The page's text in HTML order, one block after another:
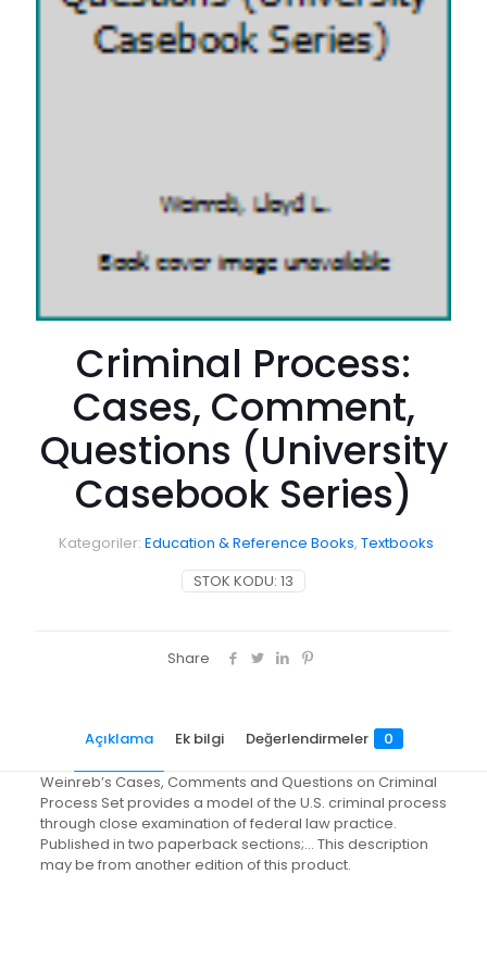
Criminal Process:
Cases, Comment,
Questions (University
Casebook Series)
STOK KODU: 13
Kategoriler: Education & Reference Books, Textbooks
Share
Açıklama Ek bilgi Değerlendirmeler 0
Weinreb’s Cases, Comments and Questions on Criminal
Process Set provides a model of the U.S. criminal process
through close examination of federal law practice.
Published in two paperback sections;… This description
may be from another edition of this product.